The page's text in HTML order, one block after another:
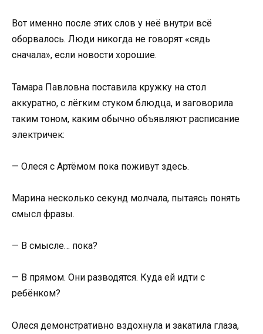
Вот именно после этих слов у неё внутри всё
оборвалось. Люди никогда не говорят «сядь
сначала», если новости хорошие.
Тамара Павловна поставила кружку на стол
аккуратно, с лёгким стуком блюдца, и заговорила
таким тоном, каким обычно объявляют расписание
электричек:
— Олеся с Артёмом пока поживут здесь.
Марина несколько секунд молчала, пытаясь понять
смысл фразы.
— В смысле… пока?
— В прямом. Они разводятся. Куда ей идти с
ребёнком?
Олеся демонстративно вздохнула и закатила глаза,